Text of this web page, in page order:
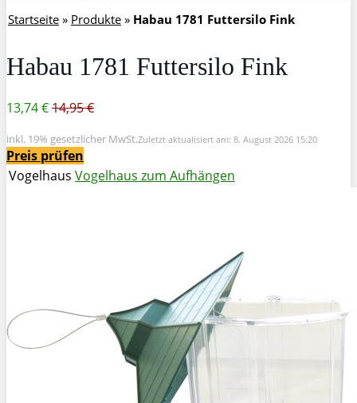
Startseite » Produkte » Habau 1781 Futtersilo Fink
Habau 1781 Futtersilo Fink
13,74 €14,95 €
inkl. 19% gesetzlicher MwSt.Zuletzt aktualisiert am: 8. August 2026 15:20
Preis prüfen
Vogelhaus Vogelhaus zum Aufhängen